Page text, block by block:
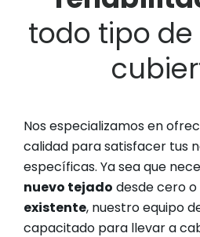
todo tipo
Nos especializamos en
calidad para satisfacer tus
específicas. Ya sea que
nuevo tejado desde cero o
existente, nuestro equipo
capacitado para llevar a